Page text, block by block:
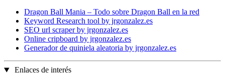
Dragon Ball Mania – Todo sobre Dragon Ball en la red
Keyword Research tool by jrgonzalez.es
SEO url scraper by jrgonzalez.es
Online cripboard by jrgonzalez.es
Generador de quiniela aleatoria by jrgonzalez.es
Enlaces de interés